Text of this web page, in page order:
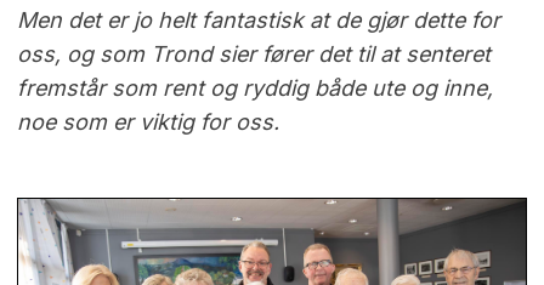
Men det er jo helt fantastisk at de gjør dette for
oss, og som Trond sier fører det til at senteret
fremstår som rent og ryddig både ute og inne,
noe som er viktig for oss.